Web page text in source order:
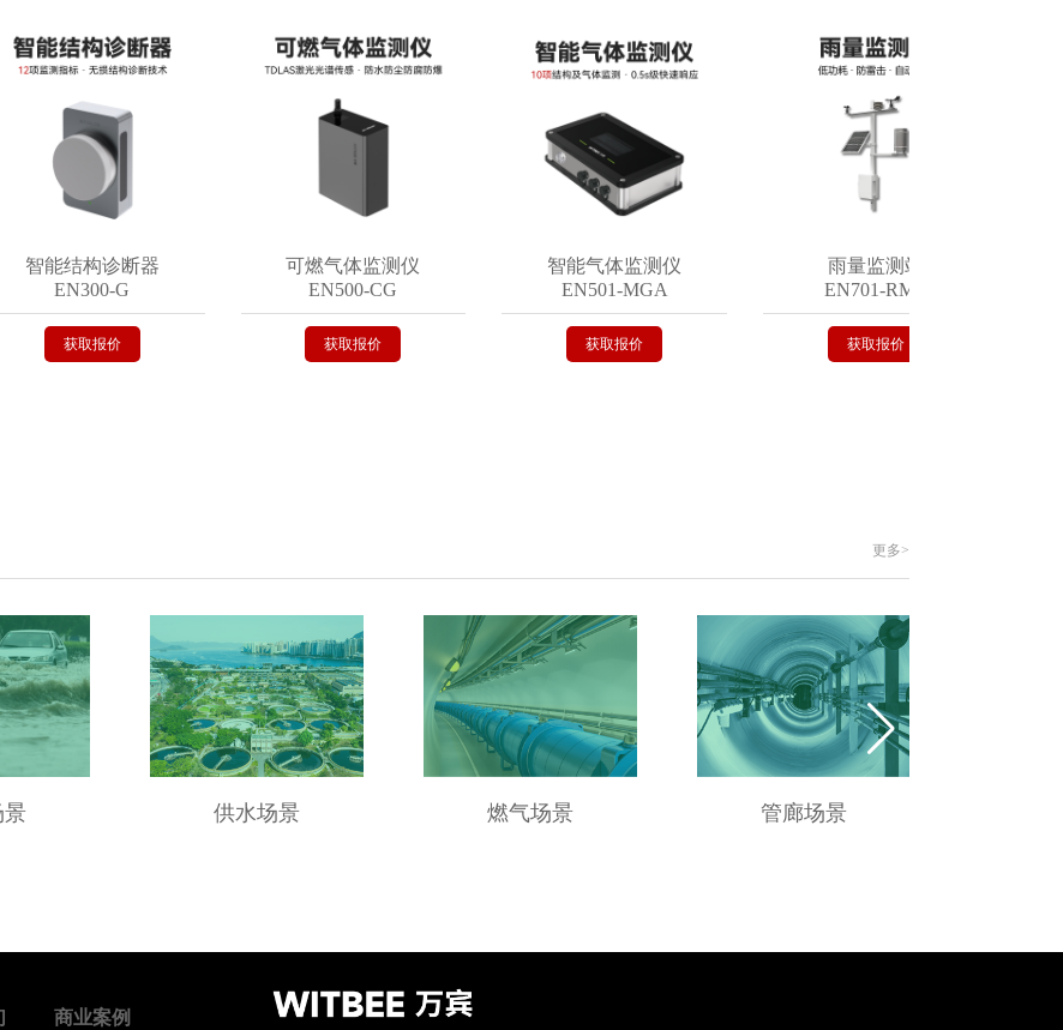
智能结构诊断器
EN300-G
获取报价
可燃气体监测仪
EN500-CG
获取报价
智能气体监测仪
EN501-MGA
获取报价
雨量监测站
EN701-RMS
获取报价
更多>
景 供水场景 燃气场景 管廊场景
商业案例